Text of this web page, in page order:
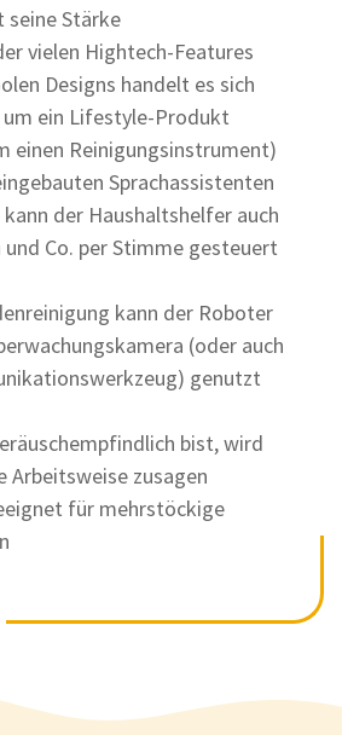
seine Stärke
vielen Hightech-Features
Designs handelt es sich
ein Lifestyle-Produkt
einen Reinigungsinstrument)
Sprachassistenten
kann der Haushaltshelfer auch
und Co. per Stimme gesteuert
kann der Roboter
(oder auch
genutzt
bist, wird
Arbeitsweise zusagen
für mehrstöckige